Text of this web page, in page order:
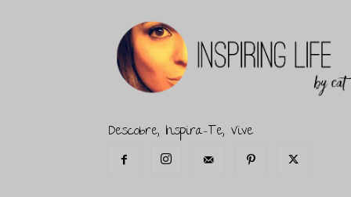
Descobre, Inspira-Te, Vive